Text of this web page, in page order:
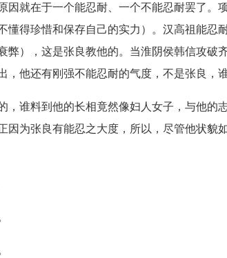
就在于一个能忍耐、一个不能忍耐罢了。
得珍惜和保存自己的实力）。汉高祖能忍
弊），这是张良教他的。当淮阴侯韩信攻破
他还有刚强不能忍耐的气度，不是张良，
谁料到他的长相竟然像妇人女子，与他的志
因为张良有能忍之大度，所以，尽管他状貌